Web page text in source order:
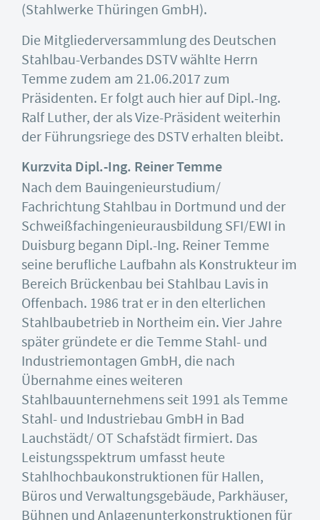
(Stahlwerke Thüringen GmbH).
Die Mitgliederversammlung des Deutschen
Stahlbau-Verbandes DSTV wählte Herrn
Temme zudem am 21.06.2017 zum
Präsidenten. Er folgt auch hier auf Dipl.-Ing.
Ralf Luther, der als Vize-Präsident weiterhin
der Führungsriege des DSTV erhalten bleibt.
Kurzvita Dipl.-Ing. Reiner Temme
Nach dem Bauingenieurstudium/
Fachrichtung Stahlbau in Dortmund und der
Schweißfachingenieurausbildung SFI/EWI in
Duisburg begann Dipl.-Ing. Reiner Temme
seine berufliche Laufbahn als Konstrukteur im
Bereich Brückenbau bei Stahlbau Lavis in
Offenbach. 1986 trat er in den elterlichen
Stahlbaubetrieb in Northeim ein. Vier Jahre
später gründete er die Temme Stahl- und
Industriemontagen GmbH, die nach
Übernahme eines weiteren
Stahlbauunternehmens seit 1991 als Temme
Stahl- und Industriebau GmbH in Bad
Lauchstädt/ OT Schafstädt firmiert. Das
Leistungsspektrum umfasst heute
Stahlhochbaukonstruktionen für Hallen,
Büros und Verwaltungsgebäude, Parkhäuser,
Bühnen und Anlagenunterkonstruktionen für